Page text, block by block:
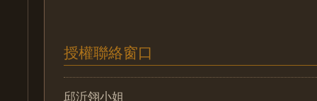
授權聯絡窗口
邱沂翎小姐